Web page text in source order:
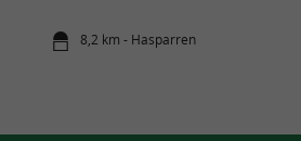
8,2 km - Hasparren